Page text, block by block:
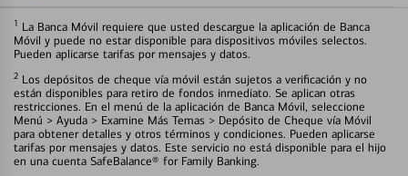
1 La Banca Móvil requiere que usted descargue la aplicación de Banca
Móvil y puede no estar disponible para dispositivos móviles selectos.
Pueden aplicarse tarifas por mensajes y datos.
2 Los depósitos de cheque vía móvil están sujetos a verificación y no
están disponibles para retiro de fondos inmediato. Se aplican otras
restricciones. En el menú de la aplicación de Banca Móvil, seleccione
Menú > Ayuda > Examine Más Temas > Depósito de Cheque vía Móvil
para obtener detalles y otros términos y condiciones. Pueden aplicarse
tarifas por mensajes y datos. Este servicio no está disponible para el hijo
en una cuenta SafeBalance® for Family Banking.